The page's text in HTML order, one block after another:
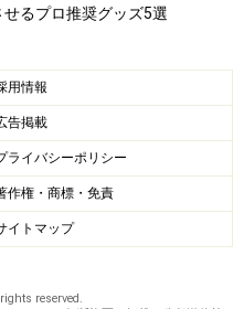
使う「バランスディス
もなく、自宅で簡単に
団のように、椅子や床
体が自然にバランスを
肉が刺激されているの
ビなどを見てじっと座っ
てしまうことも可能で
るプロ推奨グッズ5選
用情報
告掲載
ライバシーポリシー
作権・商標・免責
イトマップ
reserved.